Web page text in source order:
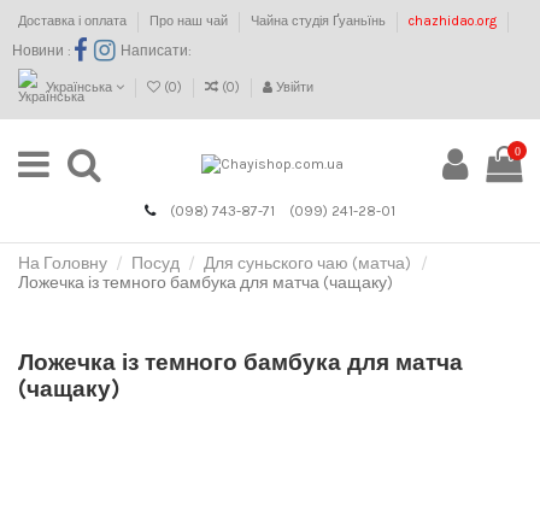
Доставка і оплата Про наш чай Чайна студія Ґуаньїнь chazhidao.org
Новини : Написати:
Українська (0) (0) Увійти
0
(098) 743-87-71 (099) 241-28-01
На Головну Посуд
Для суньского чаю (матча)
Ложечка із темного бамбука для матча (чащаку)
Ложечка із темного бамбука для матча
(чащаку)